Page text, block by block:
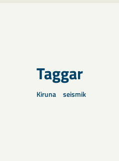
Taggar
Kiruna seismik